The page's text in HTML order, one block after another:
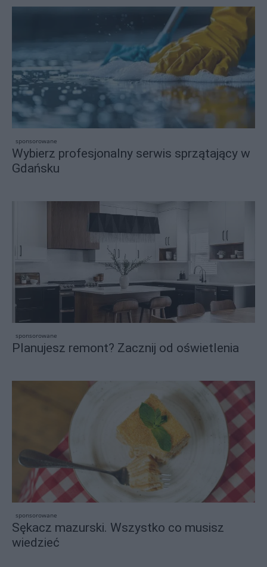
sponsorowane
Wybierz profesjonalny serwis sprzątający w
Gdańsku
sponsorowane
Planujesz remont? Zacznij od oświetlenia
sponsorowane
Sękacz mazurski. Wszystko co musisz
wiedzieć